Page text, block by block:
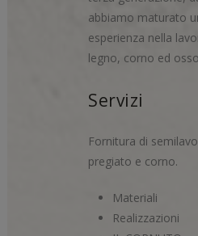
abbiamo maturato
esperienza nella
legno, corno ed
Servizi
Fornitura di
pregiato e corno.
Materiali
Realizzazioni